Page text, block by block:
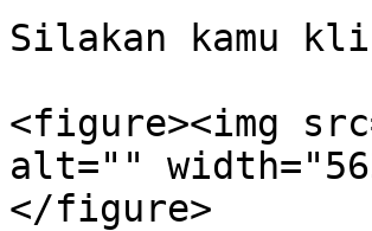
Silakan kamu
<figure><img
alt=""
</figure>